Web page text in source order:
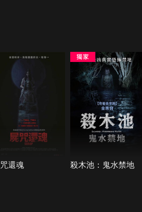
還魂 殺木池：鬼水禁地